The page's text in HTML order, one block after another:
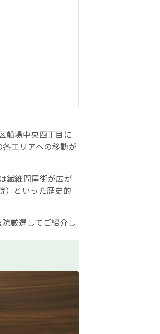
船場中央四丁目に
エリアへの移動が
繊維問屋街が広が
）といった歴史的
厳選してご紹介し